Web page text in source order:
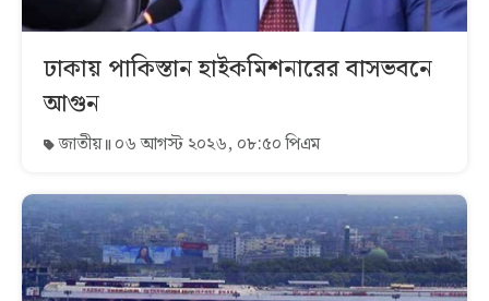
ঢাকায় পাকিস্তান হাইকমিশনারের বাসভবনে
আগুন
জাতীয় ০৬ আগস্ট ২০২৬, ০৮:৫০ পিএম